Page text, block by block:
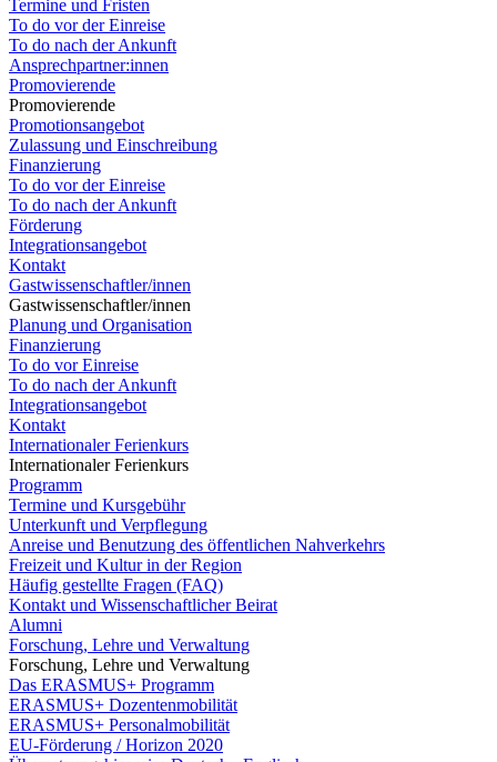
Termine und Fristen
To do vor der Einreise
To do nach der Ankunft
Ansprechpartner:innen
Promovierende
Promovierende
Promotionsangebot
Zulassung und Einschreibung
Finanzierung
To do vor der Einreise
To do nach der Ankunft
Förderung
Integrationsangebot
Kontakt
Gastwissenschaftler/innen
Gastwissenschaftler/innen
Planung und Organisation
Finanzierung
To do vor Einreise
To do nach der Ankunft
Integrationsangebot
Kontakt
Internationaler Ferienkurs
Internationaler Ferienkurs
Programm
Termine und Kursgebühr
Unterkunft und Verpflegung
Anreise und Benutzung des öffentlichen Nahverkehrs
Freizeit und Kultur in der Region
Häufig gestellte Fragen (FAQ)
Kontakt und Wissenschaftlicher Beirat
Alumni
Forschung, Lehre und Verwaltung
Forschung, Lehre und Verwaltung
Das ERASMUS+ Programm
ERASMUS+ Dozentenmobilität
ERASMUS+ Personalmobilität
EU-Förderung / Horizon 2020